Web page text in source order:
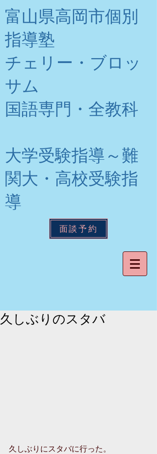
富山県高岡市個別
指導塾
チェリー・ブロッ
サム
​国語専門・全教科
大学受験指導～難
関大・高校受験指
導
面談予約
久しぶりのスタバ
久しぶりにスタバに行った。